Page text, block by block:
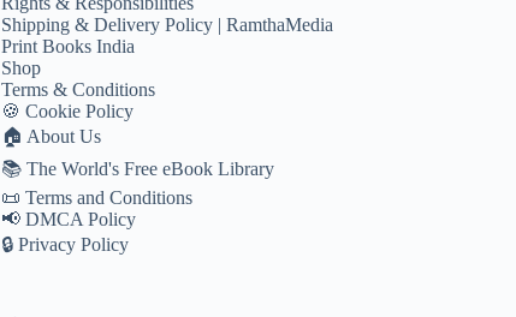
Shipping & Delivery Policy | RamthaMedia
Print Books India
Shop
Terms & Conditions
🍪 Cookie Policy
🏠 About Us
📚 The World's Free eBook Library
📜 Terms and Conditions
📢 DMCA Policy
🔒 Privacy Policy